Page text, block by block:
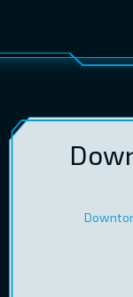
FILMID
KONVERENTS